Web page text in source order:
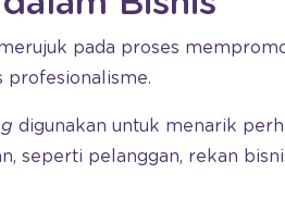
pada proses
profesionalisme.
digunakan untuk menarik
seperti pelanggan, rekan